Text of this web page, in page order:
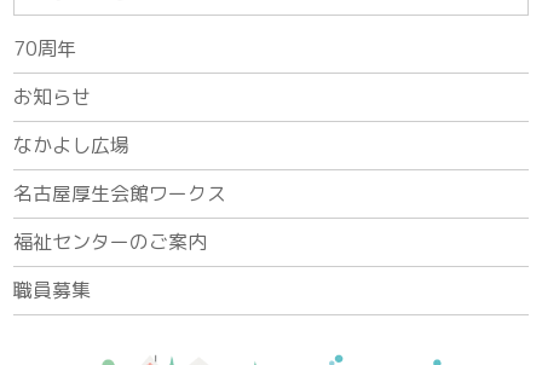
70周年
お知らせ
なかよし広場
名古屋厚生会館ワークス
福祉センターのご案内
職員募集